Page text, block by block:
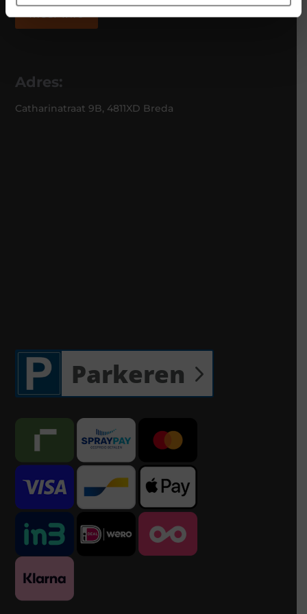
Meer info
Adres:
Catharinatraat 9B, 4811XD Breda
Parkeren